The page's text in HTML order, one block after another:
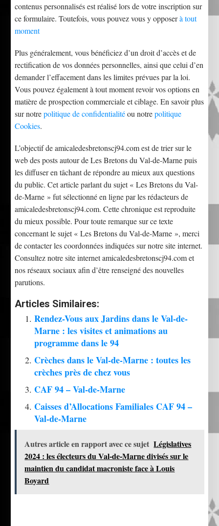
contenus personnalisés est réalisé lors de votre inscription sur
ce formulaire. Toutefois, vous pouvez vous y opposerà tout
moment
Plus généralement, vous bénéficiez d’un droit d’accès et de
rectification de vos données personnelles, ainsi que celui d’en
demander l’effacement dans les limites prévues par la loi.
Vous pouvez également à tout moment revoir vos options en
matière de prospection commerciale et ciblage. En savoir plus
sur notrepolitique de confidentialitéou notrepolitique
Cookies.
L’objectif de amicaledesbretonscj94.com est de trier sur le
web des posts autour de Les Bretons du Val-de-Marne puis
les diffuser en tâchant de répondre au mieux aux questions
du public. Cet article parlant du sujet « Les Bretons du Val-
de-Marne » fut sélectionné en ligne par les rédacteurs de
amicaledesbretonscj94.com. Cette chronique est reproduite
du mieux possible. Pour toute remarque sur ce texte
concernant le sujet « Les Bretons du Val-de-Marne », merci
de contacter les coordonnées indiquées sur notre site internet.
Consultez notre site internet amicaledesbretonscj94.com et
nos réseaux sociaux afin d’être renseigné des nouvelles
parutions.
Articles Similaires:
Rendez-Vous aux Jardins dans le Val-de-
Marne : les visites et animations au
programme dans le 94
Crèches dans le Val-de-Marne : toutes les
crèches près de chez vous
CAF 94 – Val-de-Marne
Caisses d’Allocations Familiales CAF 94 –
Val-de-Marne
Autres article en rapport avec ce sujet Législatives
2024 : les électeurs du Val-de-Marne divisés sur le
maintien du candidat macroniste face à Louis
Boyard